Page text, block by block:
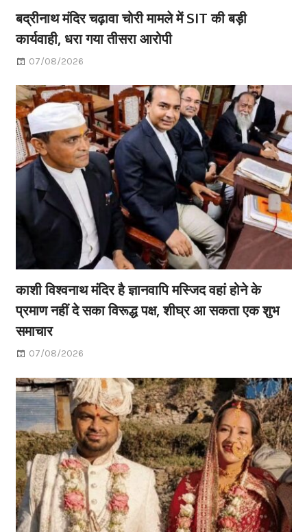
बद्रीनाथ मंदिर चढ़ावा चोरी मामले में SIT की बड़ी
कार्यवाही, धरा गया तीसरा आरोपी
07/08/2026
काशी विश्वनाथ मंदिर है ज्ञानवापि मस्जिद वहां होने के
प्रमाण नहीं दे सका विरूद्ध पक्ष, शीघ्र आ सकता एक शुभ
समाचार
07/08/2026